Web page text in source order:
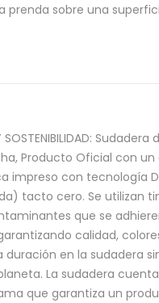
prenda sobre una
SOSTENIBILIDAD: Sudadera
Producto Oficial con un
impreso con tecnología
tacto cero. Se utilizan
que se
calidad,
duración en la sudadera
La sudadera
que garantiza un